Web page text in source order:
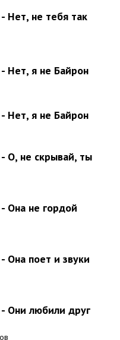
Нет, не тебя так
Нет, я не Байрон
Нет, я не Байрон
О, не скрывай, ты
Она не гордой
Она поет и звуки
Они любили друг